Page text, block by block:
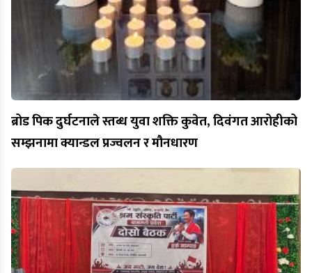
ब्रोड पिक दुर्घटनाले स्तब्ध युवा शक्ति कुवेत, दिवंगत आरोहीको
सम्झनामा क्यान्डल प्रज्वलन र मौनधारण